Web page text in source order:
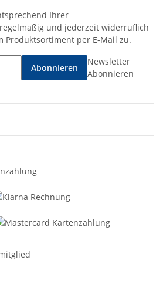
Ihrer
regelmäßig und jederzeit widerruflich
Produktsortiment per E-Mail zu.
Abonnieren
Newsletter
Abonnieren